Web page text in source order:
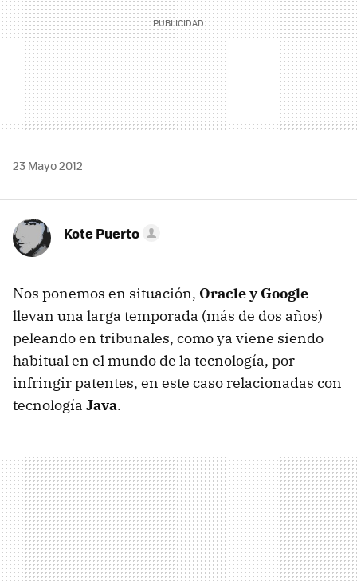
23 Mayo 2012
Kote Puerto
Nos ponemos en situación, Oracle y Google
llevan una larga temporada (más de dos años)
peleando en tribunales, como ya viene siendo
habitual en el mundo de la tecnología, por
infringir patentes, en este caso relacionadas con
tecnología Java.